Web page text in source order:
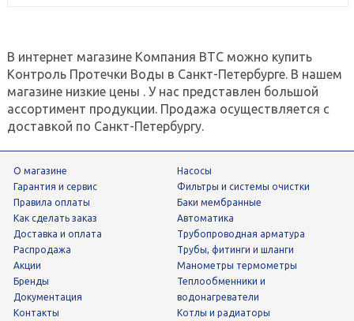
В интернет магазине Компания ВТС можно купить
Контроль Протечки Воды в Санкт-Петербурге. В нашем
магазине низкие цены . У нас представлен большой
ассортимент продукции. Продажа осуществляется с
доставкой по Санкт-Петербургу.
О магазине
Гарантия и сервис
Правила оплаты
Как сделать заказ
Доставка и оплата
Распродажа
Акции
Бренды
Документация
Контакты
Насосы
фильтры и системы очистки
Баки мембранные
Автоматика
трубопроводная арматура
трубы, фитинги и шланги
манометры термометры
теплообменники и
водонагреватели
Котлы и радиаторы